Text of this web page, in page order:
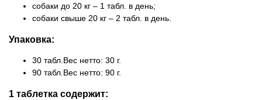
собаки до 20 кг – 1 табл. в день;
собаки свыше 20 кг – 2 табл. в день.
Упаковка:
30 табл.Вес нетто: 30 г.
90 табл.Вес нетто: 90 г.
1 таблетка содержит: